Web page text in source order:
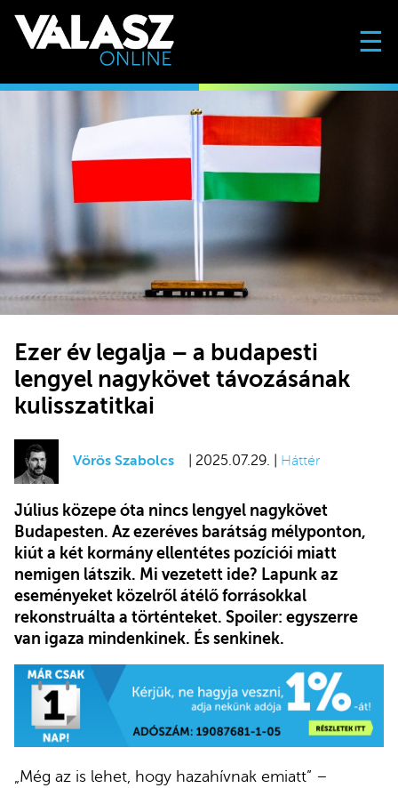
☰
Ezer év legalja – a budapesti
lengyel nagykövet távozásának
kulisszatitkai
Vörös Szabolcs | 2025.07.29. | Háttér
Július közepe óta nincs lengyel nagykövet
Budapesten. Az ezeréves barátság mélyponton,
kiút a két kormány ellentétes pozíciói miatt
nemigen látszik. Mi vezetett ide? Lapunk az
eseményeket közelről átélő forrásokkal
rekonstruálta a történteket. Spoiler: egyszerre
van igaza mindenkinek. És senkinek.
„Még az is lehet, hogy hazahívnak emiatt” –